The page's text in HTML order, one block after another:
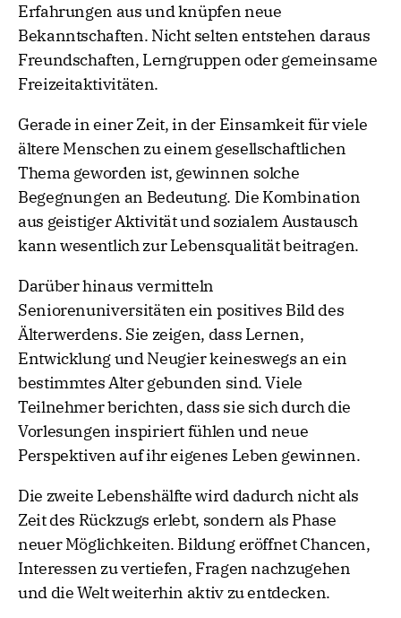
Erfahrungen aus und knüpfen neue
Bekanntschaften. Nicht selten entstehen daraus
Freundschaften, Lerngruppen oder gemeinsame
Freizeitaktivitäten.
Gerade in einer Zeit, in der Einsamkeit für viele
ältere Menschen zu einem gesellschaftlichen
Thema geworden ist, gewinnen solche
Begegnungen an Bedeutung. Die Kombination
aus geistiger Aktivität und sozialem Austausch
kann wesentlich zur Lebensqualität beitragen.
Darüber hinaus vermitteln
Seniorenuniversitäten ein positives Bild des
Älterwerdens. Sie zeigen, dass Lernen,
Entwicklung und Neugier keineswegs an ein
bestimmtes Alter gebunden sind. Viele
Teilnehmer berichten, dass sie sich durch die
Vorlesungen inspiriert fühlen und neue
Perspektiven auf ihr eigenes Leben gewinnen.
Die zweite Lebenshälfte wird dadurch nicht als
Zeit des Rückzugs erlebt, sondern als Phase
neuer Möglichkeiten. Bildung eröffnet Chancen,
Interessen zu vertiefen, Fragen nachzugehen
und die Welt weiterhin aktiv zu entdecken.